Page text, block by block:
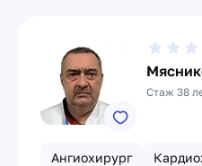
Стаж 38
Ангиохирург